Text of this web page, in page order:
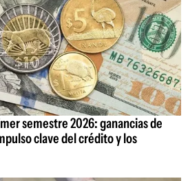
semestre 2026: ganancias de
clave del crédito y los